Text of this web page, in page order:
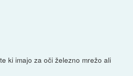
ki imajo za oči železno mrežo ali